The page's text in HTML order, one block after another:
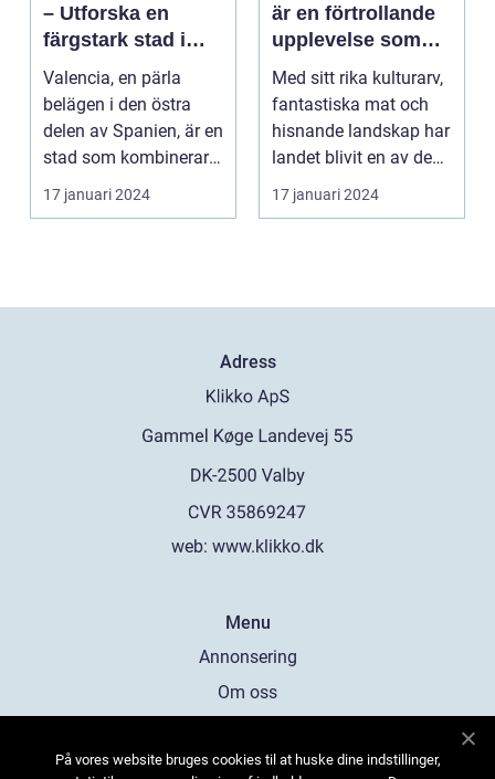
– Utforska en
färgstark stad i
Spanien
Valencia, en pärla
belägen i den östra
delen av Spanien, är en
stad som kombinerar
kustens skönhet m...
17 januari 2024
är en förtrollande
upplevelse som
lockar besökare
från hela världen
Med sitt rika kulturarv,
fantastiska mat och
hisnande landskap har
landet blivit en av de
populärast...
17 januari 2024
Adress
web: www.klikko.dk
Menu
Annonsering
Om oss
Kontakta oss
På vores website bruges cookies til at huske dine indstillinger,